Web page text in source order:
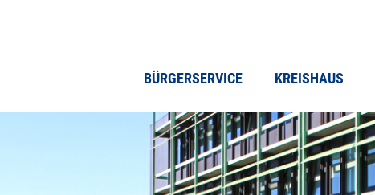
BÜRGERSERVICE KREISHAUS